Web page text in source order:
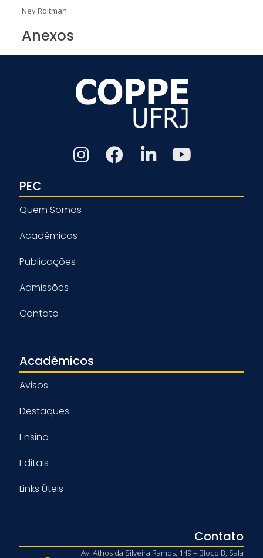
Ney Roitman
Anexos
PEC
Quem Somos
Acadêmicos
Publicações
Admissões
Contato
Acadêmicos
Avisos
Destaques
Ensino
Editais
Links Úteis
Contato
Av. Athos da Silveira Ramos, 149 – Bloco B, Sala